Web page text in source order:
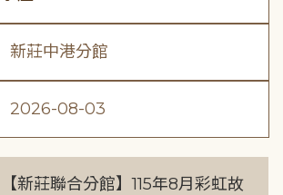
新莊中港分館
2026-08-03
【新莊聯合分館】115年8月彩虹故